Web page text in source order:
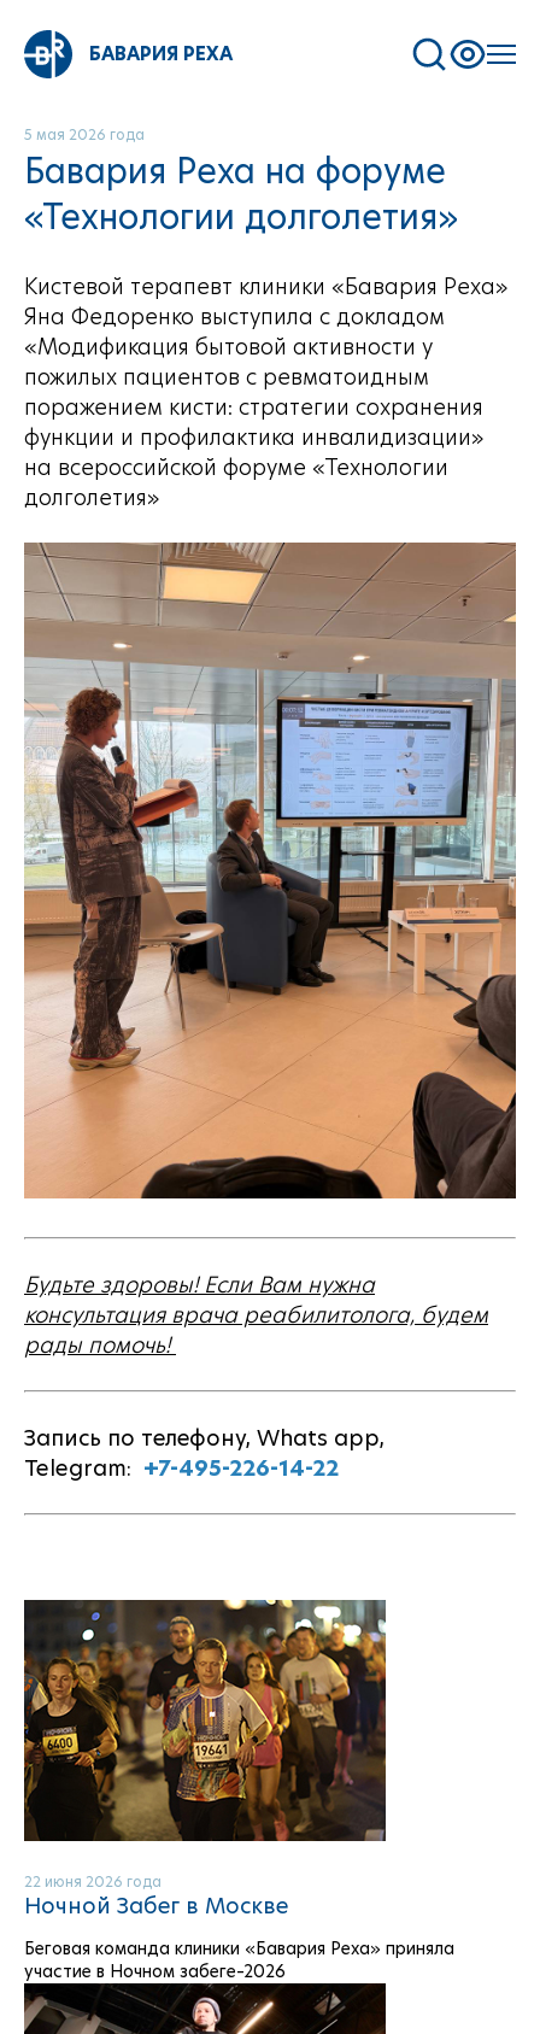
БАВАРИЯ РЕХА
5 мая 2026 года
Бавария Реха на форуме
«Технологии долголетия»
Кистевой терапевт клиники «Бавария Реха»
Яна Федоренко выступила с докладом
«Модификация бытовой активности у
пожилых пациентов с ревматоидным
поражением кисти: стратегии сохранения
функции и профилактика инвалидизации»
на всероссийской форуме «Технологии
долголетия»
Будьте здоровы! Если Вам нужна
консультация врача реабилитолога, будем
рады помочь!
Запись по телефону, Whats app,
Telegram: +7-495-226-14-22
22 июня 2026 года
Ночной Забег в Москве
Беговая команда клиники «Бавария Реха» приняла
участие в Ночном забеге–2026